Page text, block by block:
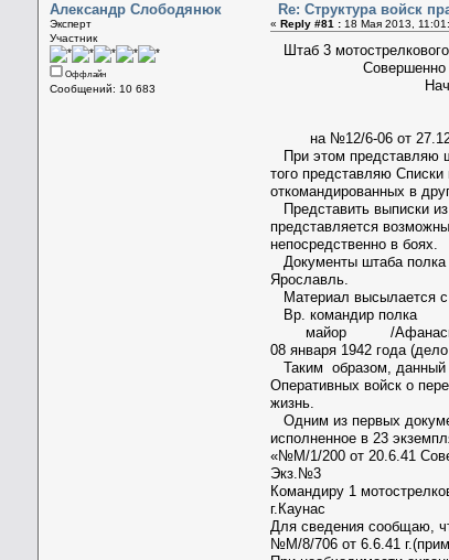
Александр Слободянюк
Эксперт
Участник
Оффлайн
Сообщений: 10 683
Re: Структура войск
« Reply #81 : 18 Мая 2013,
Штаб 3
Совершенно
Начальнику
майору
на №12/6-06 от
При этом представляю
того представляю
откомандированных в
Представить выписки
представляется
непосредственно в боях.
Документы штаба полка
Ярославль.
Материал высылается
Вр. командир
майор /
08 января 1942 года
Таким образом, данный
Оперативных войск о
жизнь.
Одним из первых
исполненное в 23
«№М/1/200 от 20.6.41
Экз.№3
Командиру 1
г.Каунас
Для сведения сообщаю,
№М/8/706 от 6.6.41